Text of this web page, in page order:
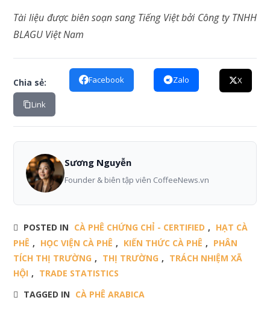
Tài liệu được biên soạn sang Tiếng Việt bởi Công ty TNHH
BLAGU Việt Nam
Chia sẻ: Facebook Zalo X
Link
Sương Nguyễn
Founder & biên tập viên CoffeeNews.vn
POSTED IN CÀ PHÊ CHỨNG CHỈ - CERTIFIED , HẠT CÀ
PHÊ , HỌC VIỆN CÀ PHÊ , KIẾN THỨC CÀ PHÊ , PHÂN
TÍCH THỊ TRƯỜNG , THỊ TRƯỜNG , TRÁCH NHIỆM XÃ
HỘI , TRADE STATISTICS
TAGGED IN CÀ PHÊ ARABICA